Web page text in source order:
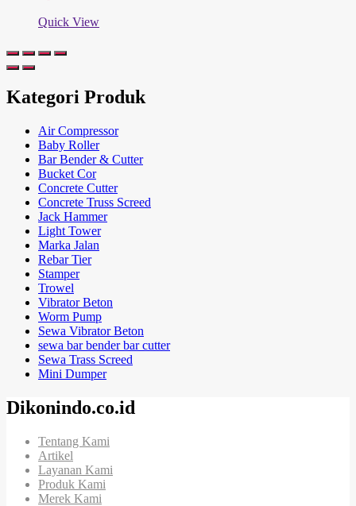
Quick View
Kategori Produk
Air Compressor
Baby Roller
Bar Bender & Cutter
Bucket Cor
Concrete Cutter
Concrete Truss Screed
Jack Hammer
Light Tower
Marka Jalan
Rebar Tier
Stamper
Trowel
Vibrator Beton
Worm Pump
Sewa Vibrator Beton
sewa bar bender bar cutter
Sewa Trass Screed
Mini Dumper
Dikonindo.co.id
Tentang Kami
Artikel
Layanan Kami
Produk Kami
Merek Kami